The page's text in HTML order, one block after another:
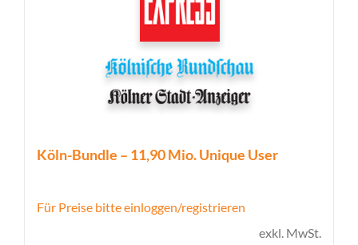
Köln-Bundle – 11,90 Mio. Unique User
Für Preise bitte einloggen/registrieren
exkl. MwSt.